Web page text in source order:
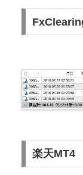
楽天MT4